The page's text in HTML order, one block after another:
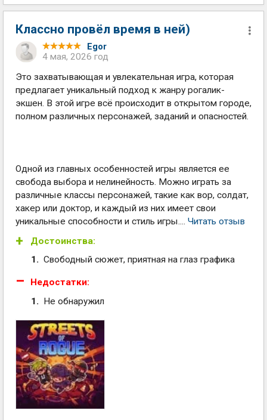
Классно провёл время в ней)
Egor
4 мая, 2026 год
Это захватывающая и увлекательная игра, которая
предлагает уникальный подход к жанру рогалик-
экшен. В этой игре всё происходит в открытом городе,
полном различных персонажей, заданий и опасностей.
Одной из главных особенностей игры является ее
свобода выбора и нелинейность. Можно играть за
различные классы персонажей, такие как вор, солдат,
хакер или доктор, и каждый из них имеет свои
уникальные способности и стиль игры.... Читать отзыв
Достоинства:
Свободный сюжет, приятная на глаз графика
Недостатки:
Не обнаружил